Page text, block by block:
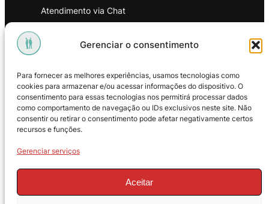
Gerenciar o consentimento
Para fornecer as melhores experiências, usamos tecnologias como
cookies para armazenar e/ou acessar informações do dispositivo. O
consentimento para essas tecnologias nos permitirá processar dados
como comportamento de navegação ou IDs exclusivos neste site. Não
consentir ou retirar o consentimento pode afetar negativamente certos
recursos e funções.
Gerenciar serviços
Aceitar
Atendimento via Chat
Política de Privacidade
Política de Troca e Devoluções
Política de Reembolso